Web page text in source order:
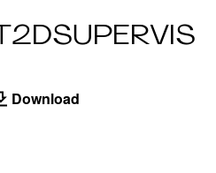
Download